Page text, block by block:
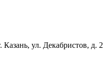
Казань, ул. Декабристов, д. 2